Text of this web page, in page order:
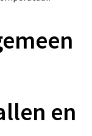
en